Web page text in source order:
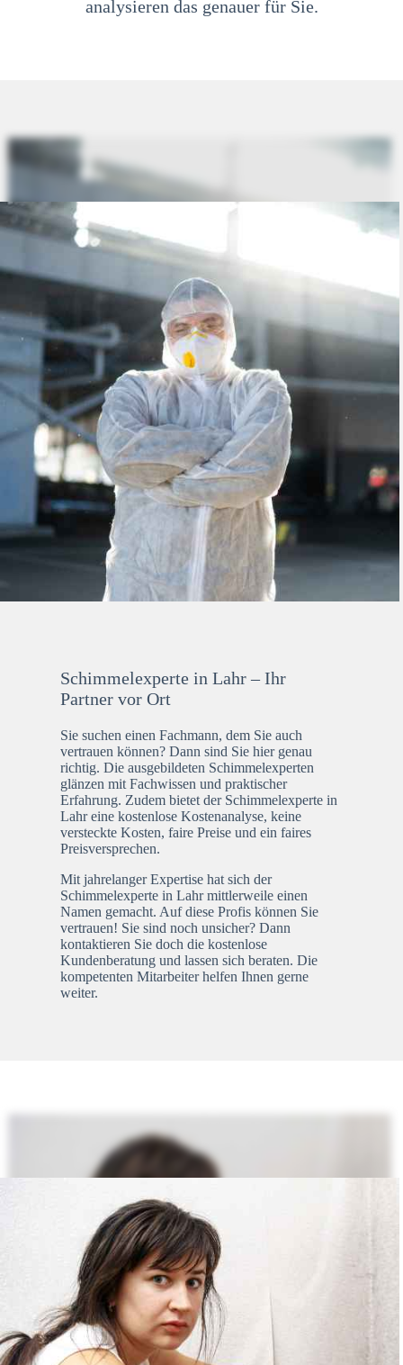
analysieren das genauer für Sie.
Schimmelexperte in Lahr – Ihr
Partner vor Ort
Sie suchen einen Fachmann, dem Sie auch
vertrauen können? Dann sind Sie hier genau
richtig. Die ausgebildeten Schimmelexperten
glänzen mit Fachwissen und praktischer
Erfahrung. Zudem bietet der Schimmelexperte in
Lahr eine kostenlose Kostenanalyse, keine
versteckte Kosten, faire Preise und ein faires
Preisversprechen.
Mit jahrelanger Expertise hat sich der
Schimmelexperte in Lahr mittlerweile einen
Namen gemacht. Auf diese Profis können Sie
vertrauen! Sie sind noch unsicher? Dann
kontaktieren Sie doch die kostenlose
Kundenberatung und lassen sich beraten. Die
kompetenten Mitarbeiter helfen Ihnen gerne
weiter.